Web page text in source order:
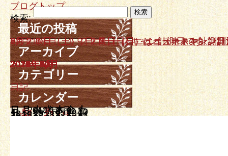
ブログトップ
検索:
最近の投稿
10月１８日、１９日ニュースキャン計測日です。
9月２０日（土）、２１日（日）はニュースキャン
7月２６日（土）、２７日（日）ニュースキャン計
6月２１日（土）２２日（日）ニュースキャン計測日
5月１７日（土）、１８日（日）はニュースキャン
アーカイブ
2025年10月
2025年9月
2025年7月
2025年6月
2025年5月
2025年4月
2025年3月
2025年2月
2024年12月
2024年11月
2024年10月
2024年9月
2024年7月
2024年5月
2024年3月
2024年1月
2023年12月
2023年11月
2023年10月
2023年8月
2023年7月
2023年6月
2023年4月
2023年3月
2023年2月
2023年1月
2022年12月
2022年11月
2022年9月
2022年8月
2022年7月
2022年6月
2022年5月
2022年4月
2022年3月
2022年2月
2021年12月
2021年11月
2021年10月
2021年8月
2021年7月
2021年6月
2021年5月
2021年4月
2021年3月
2021年1月
2020年12月
2020年10月
2020年6月
2020年5月
2020年3月
2019年12月
2019年10月
2019年9月
2019年7月
2019年6月
2019年4月
2019年3月
2019年2月
2019年1月
2018年11月
2018年10月
2018年9月
2018年8月
2018年5月
2018年4月
2018年3月
2018年2月
2018年1月
2017年12月
2017年11月
2017年10月
2017年9月
2017年8月
2017年7月
2017年6月
2017年5月
2017年4月
2017年3月
2017年2月
2017年1月
2016年12月
2016年11月
2016年10月
2016年9月
2016年8月
2016年7月
2016年6月
2016年5月
2016年4月
2016年3月
2016年2月
2016年1月
2015年12月
2015年11月
2015年10月
2015年9月
2015年8月
2015年7月
2015年6月
2015年5月
2015年4月
2015年3月
2015年2月
2015年1月
2014年12月
2014年11月
2014年10月
2014年9月
2014年8月
2014年7月
2014年6月
2014年5月
2014年4月
2014年3月
カテゴリー
日記
カレンダー
2018年2月
日 月 火 水 木 金 土
« 1月 3月 »
1 2 3
4 5 6 7 8 9 10
11121314151617
18192021222324
25262728